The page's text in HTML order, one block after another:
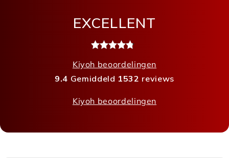
EXCELLENT
Kiyoh beoordelingen
9.4 Gemiddeld 1532 reviews
Kiyoh beoordelingen